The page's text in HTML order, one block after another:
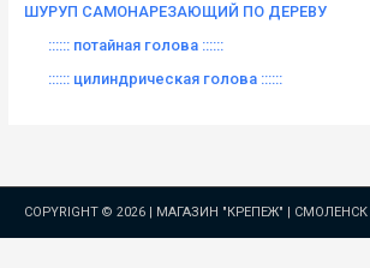
ШУРУП САМОНАРЕЗАЮЩИЙ ПО ДЕРЕВУ
:::::: потайная голова ::::::
:::::: цилиндрическая голова ::::::
COPYRIGHT © 2026 | МАГАЗИН "КРЕПЕЖ" | СМОЛЕНСК